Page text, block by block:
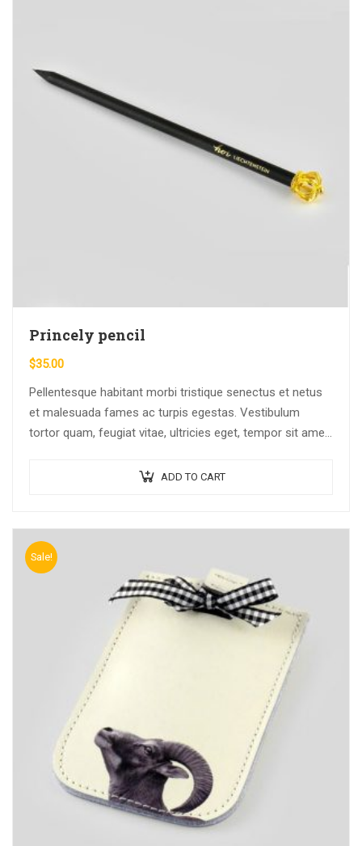
Princely pencil
$35.00
Pellentesque habitant morbi tristique senectus et netus
et malesuada fames ac turpis egestas. Vestibulum
tortor quam, feugiat vitae, ultricies eget, tempor sit amet,
ADD TO CART
Sale!